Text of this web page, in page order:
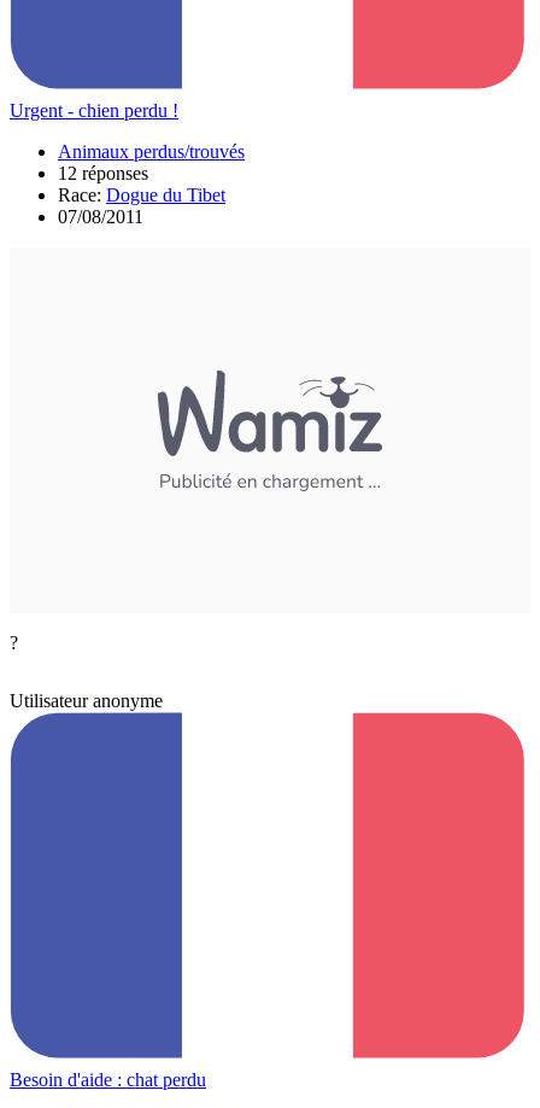
Urgent - chien perdu !
Animaux perdus/trouvés
12 réponses
Race: Dogue du Tibet
07/08/2011
?
Utilisateur anonyme
Besoin d'aide : chat perdu